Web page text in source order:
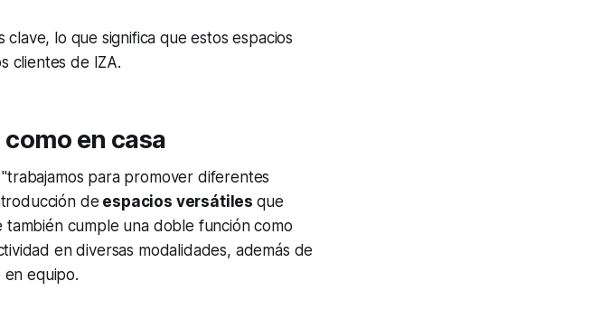
clave, lo que significa que estos espacios
clientes de IZA.
en casa
para promover diferentes
de espacios versátiles que
cumple una doble función como
en diversas modalidades, además de
equipo.